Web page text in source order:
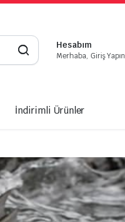
Hesabım
Merhaba, Giriş Yapın
İndirimli Ürünler